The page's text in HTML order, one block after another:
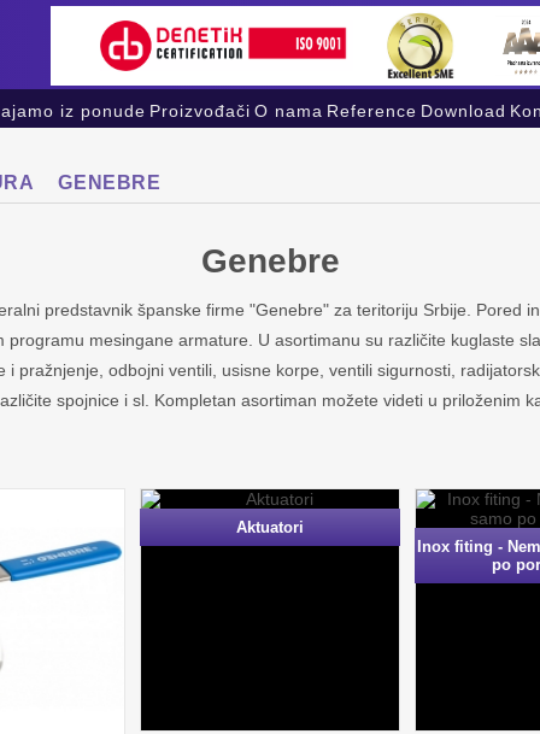
iz ponude Proizvođači O nama Reference Download
GENEBRE
Genebre
predstavnik španske firme "Genebre" za teritoriju Srbije. Pored
programu mesingane armature. U asortimanu su različite kuglaste
i pražnjenje, odbojni ventili, usisne korpe, ventili sigurnosti,
spojnice i sl. Kompletan asortiman možete videti u priloženim
Aktuatori
Inox fiting -
po